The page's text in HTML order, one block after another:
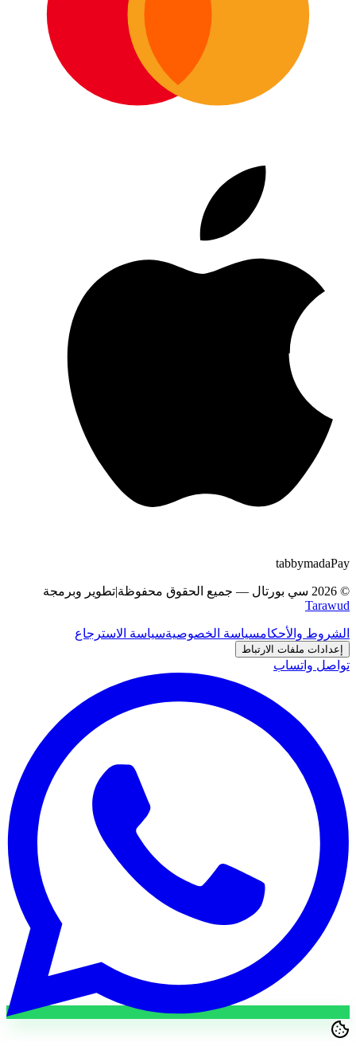
Pay
mada
tabby
©
2026 سي بورتال — جميع الحقوق محفوظة|تطوير وبرمجة
Tarawud
الشروط والأحكامسياسة الخصوصيةسياسة الاسترجاع
إعدادات ملفات الارتباط
تواصل واتساب